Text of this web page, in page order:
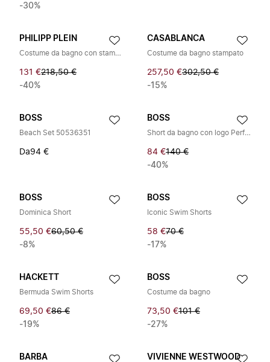
-30%
PHILIPP PLEIN
Costume da bagno con stampa teschio all-over
131 €218,50 €
-40%
CASABLANCA
Costume da bagno stampato
257,50 €302,50 €
-15%
BOSS
Beach Set 50536351
Da94 €
BOSS
Short da bagno con logo Performance
84 €140 €
-40%
BOSS
Dominica Short
55,50 €60,50 €
-8%
BOSS
Iconic Swim Shorts
58 €70 €
-17%
HACKETT
Bermuda Swim Shorts
69,50 €86 €
-19%
BOSS
Costume da bagno
73,50 €101 €
-27%
BARBA VIVIENNE WESTWOOD